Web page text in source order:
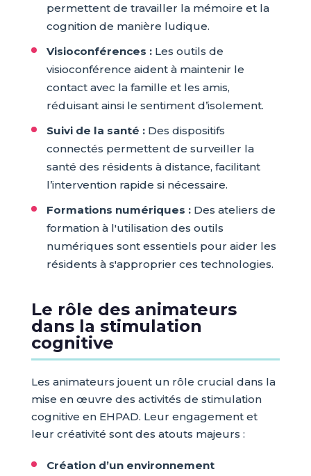
permettent de travailler la mémoire et la
cognition de manière ludique.
Visioconférences :Les outils de
visioconférence aident à maintenir le
contact avec la famille et les amis,
réduisant ainsi le sentiment d’isolement.
Suivi de la santé :Des dispositifs
connectés permettent de surveiller la
santé des résidents à distance, facilitant
l’intervention rapide si nécessaire.
Formations numériques :Des ateliers de
formation à l'utilisation des outils
numériques sont essentiels pour aider les
résidents à s'approprier ces technologies.
Le rôle des animateurs
dans la stimulation
cognitive
Les animateurs jouent un rôle crucial dans la
mise en œuvre des activités de stimulation
cognitive en EHPAD. Leur engagement et
leur créativité sont des atouts majeurs :
Création d’un environnement